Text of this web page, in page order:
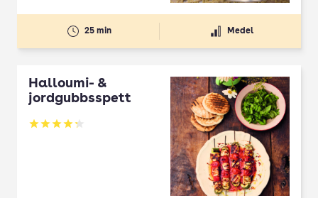
25 min Medel
Halloumi- &
jordgubbsspett
Betyg: 4.3 av 5